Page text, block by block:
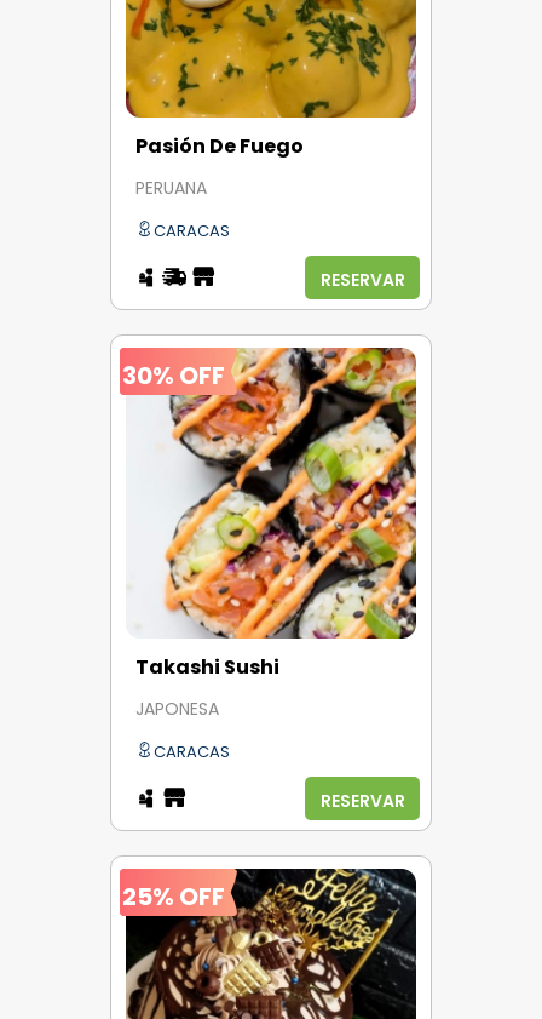
Pasión De Fuego
PERUANA
CARACAS
RESERVAR
30% OFF
Takashi Sushi
JAPONESA
CARACAS
RESERVAR
25% OFF